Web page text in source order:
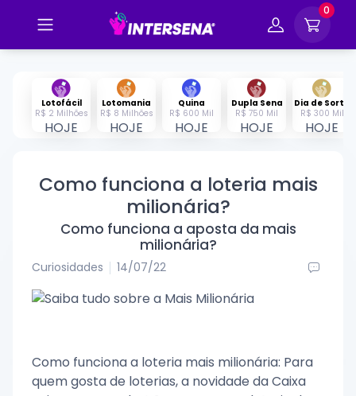
0
Lotofácil
R$ 2 Milhões
HOJE
Lotomania
R$ 8 Milhões
HOJE
Quina
R$ 600 Mil
HOJE
Dupla Sena
R$ 750 Mil
HOJE
Dia de Sorte
R$ 300 Mil
HOJE
Como funciona a loteria mais
milionária?
Como funciona a aposta da mais
milionária?
Curiosidades 14/07/22
Como funciona a loteria mais milionária: Para
quem gosta de loterias, a novidade da Caixa